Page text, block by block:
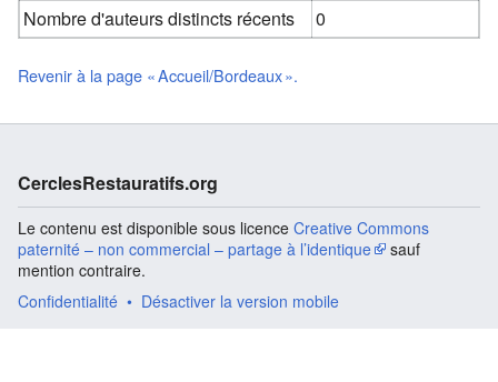
Nombre d'auteurs distincts récents
0
Revenir à la page « Accueil/Bordeaux ».
CerclesRestauratifs.org
Le contenu est disponible sous licence Creative Commons
paternité – non commercial – partage à l’identique
sauf
mention contraire.
Confidentialité
Désactiver la version mobile